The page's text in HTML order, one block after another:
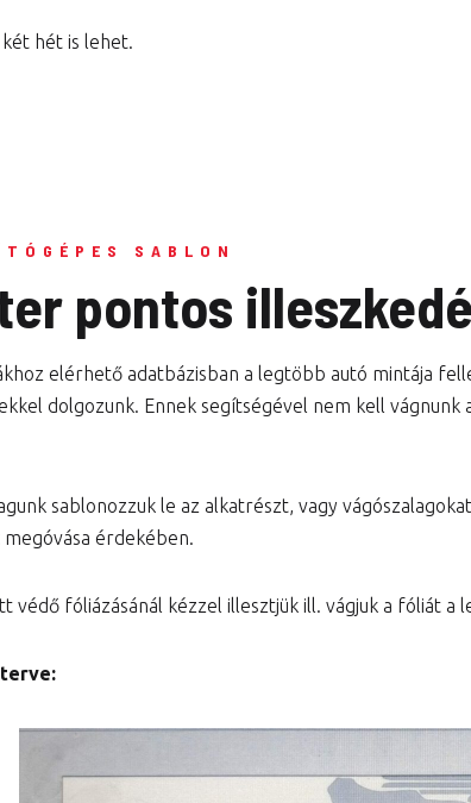
hét is lehet.
SABLON
pontos
elérhető adatbázisban a legtöbb autó mintája
dolgozunk. Ennek segítségével nem kell
sablonozzuk le az alkatrészt, vagy
érdekében.
védő fóliázásánál kézzel illesztjük ill. vágjuk a fóliát a
terve: